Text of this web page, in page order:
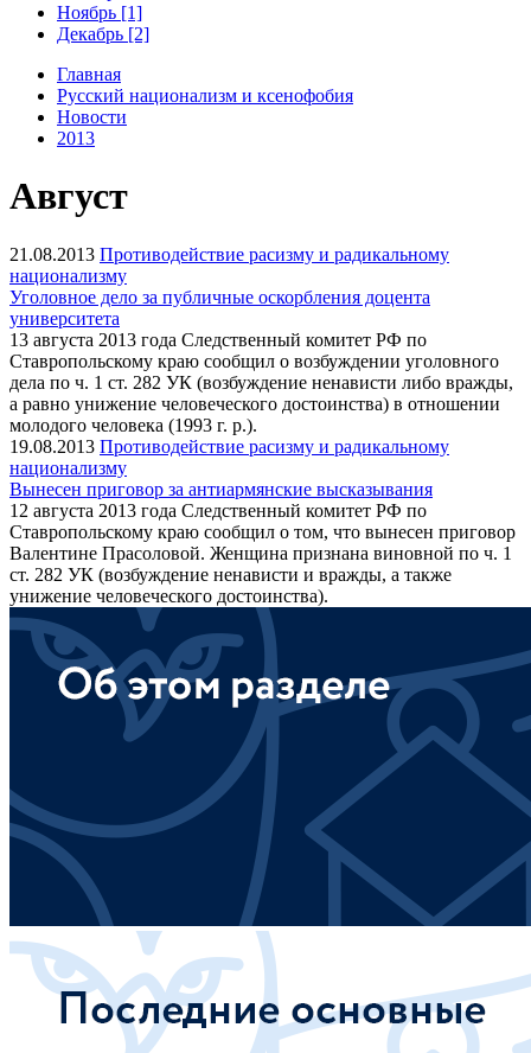
Ноябрь [1]
Декабрь [2]
Главная
Русский национализм и ксенофобия
Новости
2013
Август
21.08.2013 Противодействие расизму и радикальному
национализму
Уголовное дело за публичные оскорбления доцента
университета
13 августа 2013 года Следственный комитет РФ по
Ставропольскому краю сообщил о возбуждении уголовного
дела по ч. 1 ст. 282 УК (возбуждение ненависти либо вражды,
а равно унижение человеческого достоинства) в отношении
молодого человека (1993 г. р.).
19.08.2013 Противодействие расизму и радикальному
национализму
Вынесен приговор за антиармянские высказывания
12 августа 2013 года Следственный комитет РФ по
Ставропольскому краю сообщил о том, что вынесен приговор
Валентине Прасоловой. Женщина признана виновной по ч. 1
ст. 282 УК (возбуждение ненависти и вражды, а также
унижение человеческого достоинства).